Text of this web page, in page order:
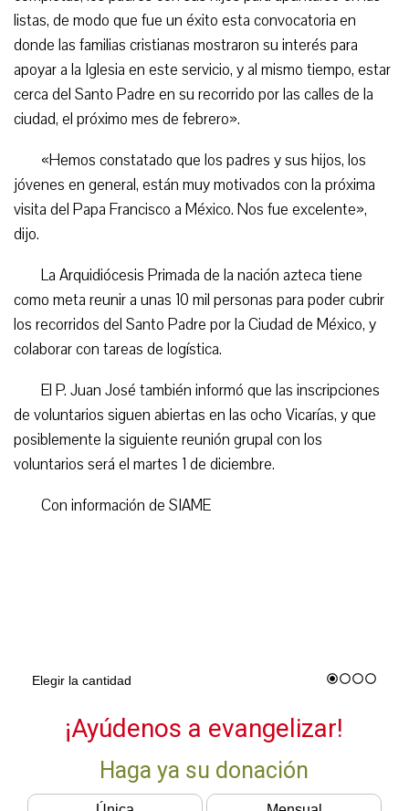
listas, de modo que fue un éxito esta convocatoria en
donde las familias cristianas mostraron su interés para
apoyar a la Iglesia en este servicio, y al mismo tiempo, estar
cerca del Santo Padre en su recorrido por las calles de la
ciudad, el próximo mes de febrero».
«Hemos constatado que los padres y sus hijos, los
jóvenes en general, están muy motivados con la próxima
visita del Papa Francisco a México. Nos fue excelente»,
dijo.
La Arquidiócesis Primada de la nación azteca tiene
como meta reunir a unas 10 mil personas para poder cubrir
los recorridos del Santo Padre por la Ciudad de México, y
colaborar con tareas de logística.
El P. Juan José también informó que las inscripciones
de voluntarios siguen abiertas en las ocho Vicarías, y que
posiblemente la siguiente reunión grupal con los
voluntarios será el martes 1 de diciembre.
Con información de SIAME